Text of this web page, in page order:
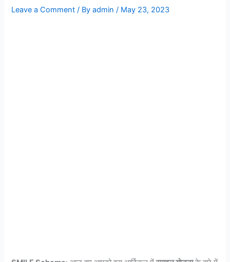
Leave a Comment / Byadmin/ May 23, 2023